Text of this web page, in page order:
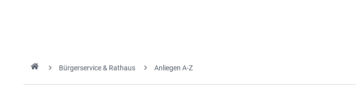
Bürgerservice & Rathaus Anliegen A-Z